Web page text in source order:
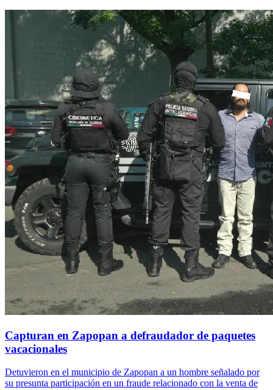
Capturan en Zapopan a defraudador de paquetes
vacacionales
Detuvieron en el municipio de Zapopan a un hombre señalado por
su presunta participación en un fraude relacionado con la venta de